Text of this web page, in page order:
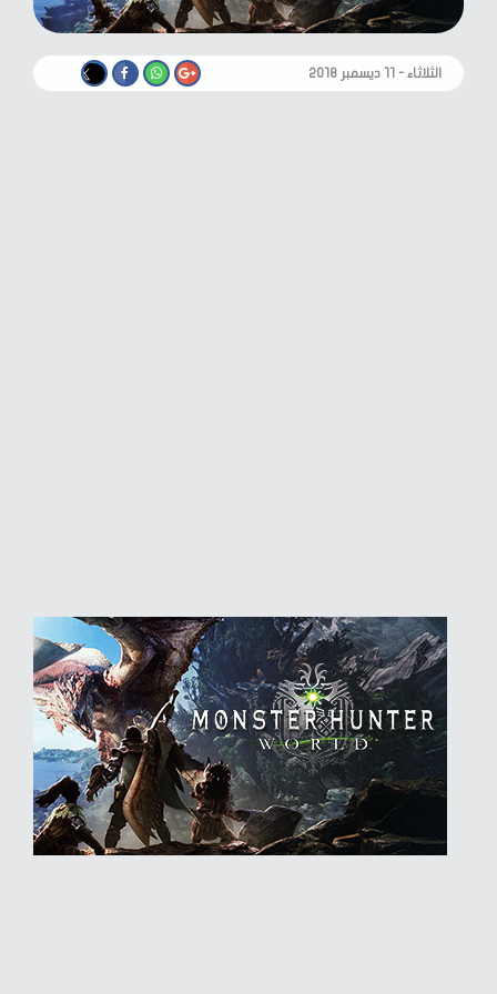
الثلاثاء - ١١ ديسمبر ٢٠١٨